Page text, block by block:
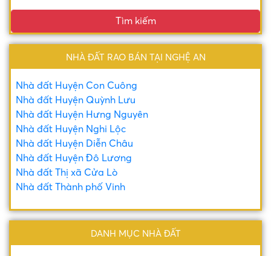
Tìm kiếm
NHÀ ĐẤT RAO BÁN TẠI NGHỆ AN
Nhà đất Huyện Con Cuông
Nhà đất Huyện Quỳnh Lưu
Nhà đất Huyện Hưng Nguyên
Nhà đất Huyện Nghi Lộc
Nhà đất Huyện Diễn Châu
Nhà đất Huyện Đô Lương
Nhà đất Thị xã Cửa Lò
Nhà đất Thành phố Vinh
DANH MỤC NHÀ ĐẤT